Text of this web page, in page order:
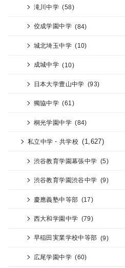
滝川中学 (58)
佼成学園中学 (84)
城北埼玉中学 (10)
成城中学 (10)
日本大学豊山中学 (93)
獨協中学 (61)
桐光学園中学 (84)
私立中学・共学校 (1,627)
渋谷教育学園幕張中学 (5)
渋谷教育学園渋谷中学 (9)
慶應義塾中等部 (17)
西大和学園中学 (79)
早稲田実業学校中等部 (9)
広尾学園中学 (60)